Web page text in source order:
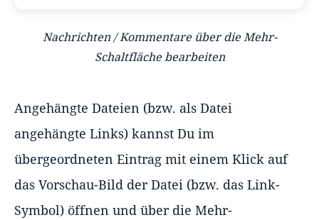
Nachrichten / Kommentare über die Mehr-
Schaltfläche bearbeiten
Angehängte Dateien (bzw. als Datei
angehängte Links) kannst Du im
übergeordneten Eintrag mit einem Klick auf
das Vorschau-Bild der Datei (bzw. das Link-
Symbol) öffnen und über die Mehr-